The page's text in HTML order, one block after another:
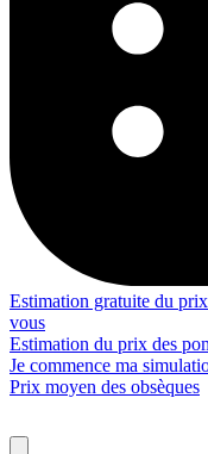
Estimation gratuite du
vous
Estimation du prix des
Je commence ma
Prix moyen des obsèques